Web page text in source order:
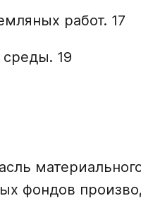
работ. 17
19
фондов